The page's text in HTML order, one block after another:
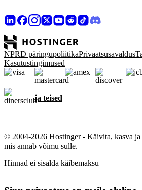
NPRD päringupoliitikaPrivaatsusavaldus
Kasutustingimused
ja teised
© 2004-2026 Hostinger - Käivita, kasva ja
mis annab võimu sulle.
Hinnad ei sisalda käibemaksu